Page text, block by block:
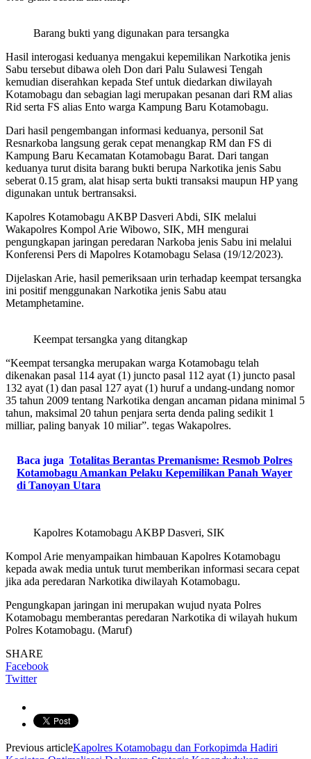
Barang bukti yang digunakan para tersangka
Hasil interogasi keduanya mengakui kepemilikan Narkotika jenis
Sabu tersebut dibawa oleh Don dari Palu Sulawesi Tengah
kemudian diserahkan kepada Stef untuk diedarkan diwilayah
Kotamobagu dan sebagian lagi merupakan pesanan dari RM alias
Rid serta FS alias Ento warga Kampung Baru Kotamobagu.
Dari hasil pengembangan informasi keduanya, personil Sat
Resnarkoba langsung gerak cepat menangkap RM dan FS di
Kampung Baru Kecamatan Kotamobagu Barat. Dari tangan
keduanya turut disita barang bukti berupa Narkotika jenis Sabu
seberat 0.15 gram, alat hisap serta bukti transaksi maupun HP yang
digunakan untuk bertransaksi.
Kapolres Kotamobagu AKBP Dasveri Abdi, SIK melalui
Wakapolres Kompol Arie Wibowo, SIK, MH mengurai
pengungkapan jaringan peredaran Narkoba jenis Sabu ini melalui
Konferensi Pers di Mapolres Kotamobagu Selasa (19/12/2023).
Dijelaskan Arie, hasil pemeriksaan urin terhadap keempat tersangka
ini positif menggunakan Narkotika jenis Sabu atau
Metamphetamine.
Keempat tersangka yang ditangkap
“Keempat tersangka merupakan warga Kotamobagu telah
dikenakan pasal 114 ayat (1) juncto pasal 112 ayat (1) juncto pasal
132 ayat (1) dan pasal 127 ayat (1) huruf a undang-undang nomor
35 tahun 2009 tentang Narkotika dengan ancaman pidana minimal 5
tahun, maksimal 20 tahun penjara serta denda paling sedikit 1
milliar, paling banyak 10 miliar”. tegas Wakapolres.
Baca juga Totalitas Berantas Premanisme: Resmob Polres
Kotamobagu Amankan Pelaku Kepemilikan Panah Wayer
di Tanoyan Utara
Kapolres Kotamobagu AKBP Dasveri, SIK
Kompol Arie menyampaikan himbauan Kapolres Kotamobagu
kepada awak media untuk turut memberikan informasi secara cepat
jika ada peredaran Narkotika diwilayah Kotamobagu.
Pengungkapan jaringan ini merupakan wujud nyata Polres
Kotamobagu memberantas peredaran Narkotika di wilayah hukum
Polres Kotamobagu. (Maruf)
SHARE
Facebook
Twitter
Previous articleKapolres Kotamobagu dan Forkopimda Hadiri